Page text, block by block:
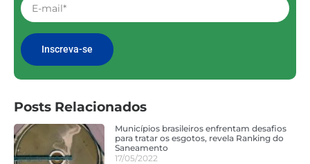
Inscreva-se
Posts Relacionados
Municípios brasileiros enfrentam desafios
para tratar os esgotos, revela Ranking do
Saneamento
17/05/2022